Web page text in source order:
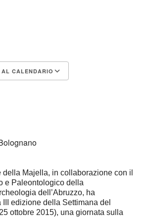
CALENDARIO
della Majella, in collaborazione con il
e Paleontologico della
dell’Abruzzo, ha
edizione della Settimana del
ottobre 2015), una giornata sulla